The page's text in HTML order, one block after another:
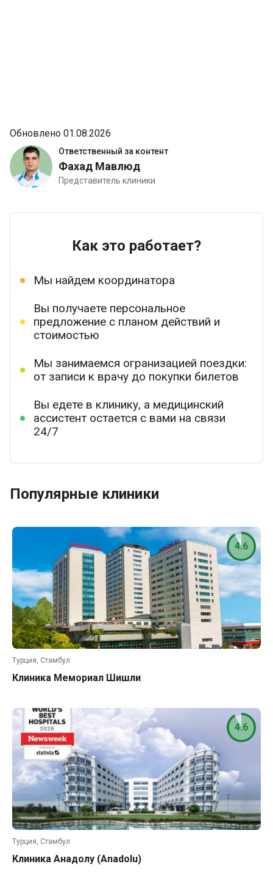
Ответственный за контент
Фахад Мавлюд
Представитель клиники
Обновлено 01.08.2026
Как это работает?
Мы найдем координатора
Вы получаете персональное
предложение с планом действий и
стоимостью
Мы занимаемся огранизацией поездки:
от записи к врачу до покупки билетов
Вы едете в клинику, а медицинский
ассистент остается с вами на связи
24/7
Популярные клиники
Турция, Стамбул
Клиника Мемориал Шишли
4.6
Турция, Стамбул
Клиника Анадолу (Anadolu)
4.6